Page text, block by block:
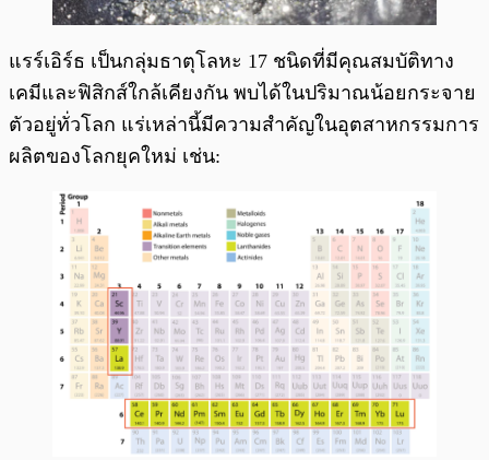
แรร์เอิร์ธ เป็นกลุ่มธาตุโลหะ 17 ชนิดที่มีคุณสมบัติทาง
เคมีและฟิสิกส์ใกล้เคียงกัน พบได้ในปริมาณน้อยกระจาย
ตัวอยู่ทั่วโลก แร่เหล่านี้มีความสำคัญในอุตสาหกรรมการ
ผลิตของโลกยุคใหม่ เช่น: